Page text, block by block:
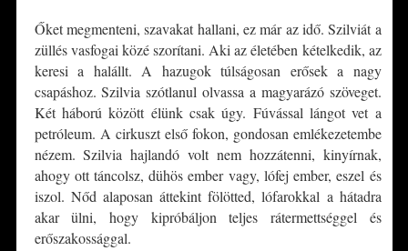
Őket megmenteni, szavakat hallani, ez már az idő. Szilviát a
züllés vasfogai közé szorítani. Aki az életében kételkedik, az
keresi a halállt. A hazugok túlságosan erősek a nagy
csapáshoz. Szilvia szótlanul olvassa a magyarázó szöveget.
Két háború között élünk csak úgy. Fúvással lángot vet a
petróleum. A cirkuszt első fokon, gondosan emlékezetembe
nézem. Szilvia hajlandó volt nem hozzátenni, kinyírnak,
ahogy ott táncolsz, dühös ember vagy, lófej ember, eszel és
iszol. Nőd alaposan áttekint fölötted, lófarokkal a hátadra
akar ülni, hogy kipróbáljon teljes rátermettséggel és
erőszakossággal.